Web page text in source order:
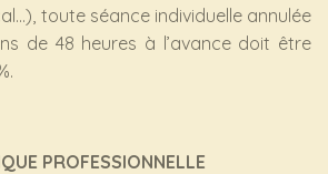
toute séance individuelle annulée
de 48 heures à l’avance doit être
PROFESSIONNELLE